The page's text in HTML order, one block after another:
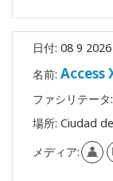
日付: 08 9 2026
名前: Access
ファシリテータ:
場所: Ciudad
メディア: